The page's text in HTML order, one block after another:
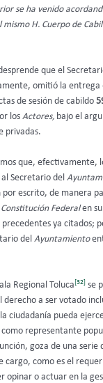
se ha venido
H. Cuerpo de
que el
omitió la entrega
de sesión de cabildo
los Actores, bajo el
privadas.
que, efectivamente,
Secretario del
escrito, de manera
Constitución Federalen
precedentes ya citados;
del Ayuntamiento
Regional Toluca[32] se
derecho a ser votado
ciudadanía pueda
representante
goza de una serie
cargo, como es el
opinar o actuar en la